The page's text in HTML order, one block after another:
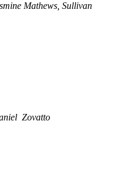
Mathews, Sullivan
Zovatto